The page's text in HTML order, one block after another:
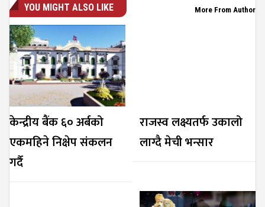
YOU MIGHT ALSO LIKE More From Author
केन्द्रीय बैंक ६० अर्बको
एकमहिने निक्षेप संकलन
गर्दै
राजस्व लक्ष्यतर्फ उकालो
लाग्दै मेची भन्सार